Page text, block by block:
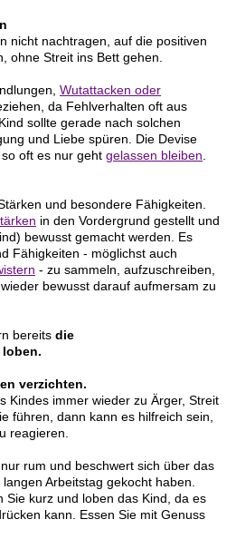
nicht nachtragen, auf die positiven
ohne Streit ins Bett gehen.
Wutattacken oder
da Fehlverhalten oft aus
sollte gerade nach solchen
und Liebe spüren. Die Devise
oft es nur geht gelassen bleiben
und besondere Fähigkeiten.
in den Vordergrund gestellt und
bewusst gemacht werden. Es
Fähigkeiten - möglichst auch
- zu sammeln, aufzuschreiben,
bewusst darauf aufmersam zu
bereits die
verzichten.
Kindes immer wieder zu Ärger, Streit
führen, dann kann es hilfreich sein,
reagieren.
rum und beschwert sich über das
Arbeitstag gekocht haben.
Sie kurz und loben das Kind, da es
kann. Essen Sie mit Genuss